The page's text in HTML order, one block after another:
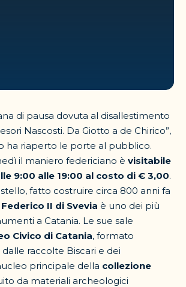
di pausa dovuta al disallestimento
Nascosti. Da Giotto a de Chirico”,
ha riaperto le porte al pubblico.
il maniero federiciano è visitabile
9:00 alle 19:00 al costo di € 3,00.
fatto costruire circa 800 anni fa
Federico II di Svevia è uno dei più
a Catania. Le sue sale
Civico di Catania, formato
raccolte Biscari e dei
principale della collezione
da materiali archeologici